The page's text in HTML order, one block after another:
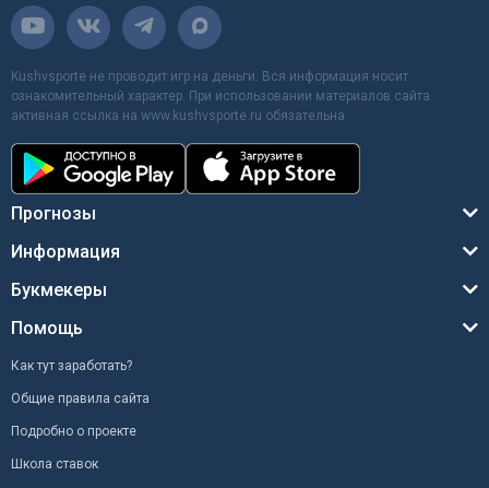
Kushvsporte не проводит игр на деньги. Вся информация носит
ознакомительный характер. При использовании материалов сайта
активная ссылка на www.kushvsporte.ru обязательна
Прогнозы
Информация
Букмекеры
Помощь
Как тут заработать?
Общие правила сайта
Подробно о проекте
Школа ставок